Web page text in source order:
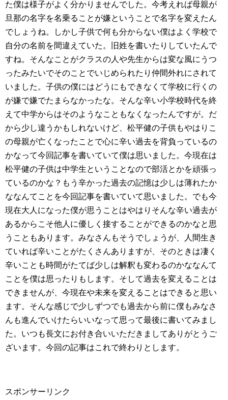
た僕は様子がよく分かりませんでした。今考えれば母親が
旦那の名字を名乗ることが嫌ということで名字を変えたん
でしょうね。しかし子供で何も分からない僕はよく学校で
自分の名前を間違えていた。旧姓を書いたりしていたんで
すね。そんなことがクラスの人や先生からは変な風にうつ
ったみたいでそのことでいじめられたり仲間外れにされて
いました。子供の僕にはどうにもできなくて学校に行くの
が嫌で嫌でたまらなかったな。そんな辛い小学校時代を終
えて中学からはそのようなこともなくなったんですが。だ
から少し違うかもしれないけど、松平健の子供もやはりこ
の母親が亡くなったことで心に辛い過去を背負っているの
かなって今回記事を書いていて僕は思いました。今現在は
松平健の子供は中学生ということなので部活とかを頑張っ
ているのかな？もう辛かった過去の記憶は少しは薄れたか
ななんてことを今回記事を書いていて思いました。でも今
現在大人になった僕が思うことはやはりそんな辛い過去が
あるからこそ他人に優しく接することができるのかなと思
うこともあります。みなさんもそうでしょうが、人間生き
ていれば辛いことがたくさんありますが、そのときは凄く
辛いことも時間がたてば少しは解釈も変わるのかななんて
ことを僕は思ったりもします。そして過去を変えることは
できませんが、今現在や未来を変えることはできると思い
ます。そんな感じで少しずつでも過去から前に僕もみなさ
んも進んでいけたらいいなって思って最後に書いてみまし
た。いつも長文にお付き合いいただきましてありがとうご
ざいます。今回の記事はこれで終わりとします。
スポンサーリンク